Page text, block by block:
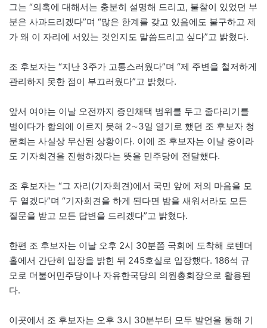
그는 “의혹에 대해서는 충분히 설명해 드리고, 불찰이 있었던 부
분은 사과드리겠다”며 “많은 한계를 갖고 있음에도 불구하고 제
가 왜 이 자리에 서있는 것인지도 말씀드리고 싶다”고 밝혔다.
조 후보자는 “지난 3주가 고통스러웠다”며 “제 주변을 철저하게
관리하지 못한 점이 부끄러웠다”고 밝혔다.
앞서 여야는 이날 오전까지 증인채택 범위를 두고 줄다리기를
벌이다가 합의에 이르지 못해 2∼3일 열기로 했던 조 후보자 청
문회는 사실상 무산된 상황이다. 이에 조 후보자는 이날 중이라
도 기자회견을 진행하겠다는 뜻을 민주당에 전달했다.
조 후보자는 “그 자리(기자회견)에서 국민 앞에 저의 마음을 모
두 열겠다”며 “기자회견을 하게 된다면 밤을 새워서라도 모든
질문을 받고 모든 답변을 드리겠다”고 밝혔다.
한편 조 후보자는 이날 오후 2시 30분쯤 국회에 도착해 로텐더
홀에서 간단히 입장을 밝힌 뒤 245호실로 입장했다. 186석 규
모로 더불어민주당이나 자유한국당의 의원총회장으로 활용된
다.
이곳에서 조 후보자는 오후 3시 30분부터 모두 발언을 통해 기